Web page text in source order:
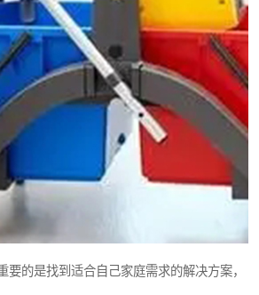
要的是找到适合自己家庭需求的解决方案，